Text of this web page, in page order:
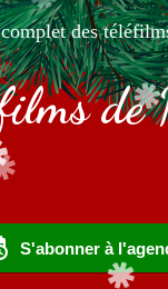
des
de
S'abonner à